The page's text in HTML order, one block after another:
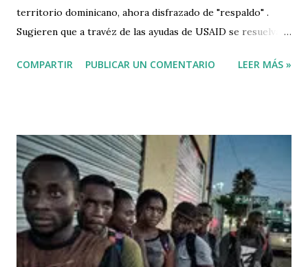
territorio dominicano, ahora disfrazado de "respaldo" .
Sugieren que a travéz de las ayudas de USAID se resuelvan
pero en territorio dominicano, similar a lo planteado en el
promover la estabilidad en Haití", en realidad, en el cuerpo
de la noticia el contexto es otro. En el cuerpo de la noticia
publicara en el periodico Diario Libre encontramos la
"gracia" del Senado de Estados Unidos, que dice: Los
senadores exhortaron al Departamento de Estado y a la
Agencia de los Estados Unidos para el Desarrollo
Internacional (USAID) que continúen apoyando los
COMPARTIR PUBLICAR UN COMENTARIO LEER MÁS »